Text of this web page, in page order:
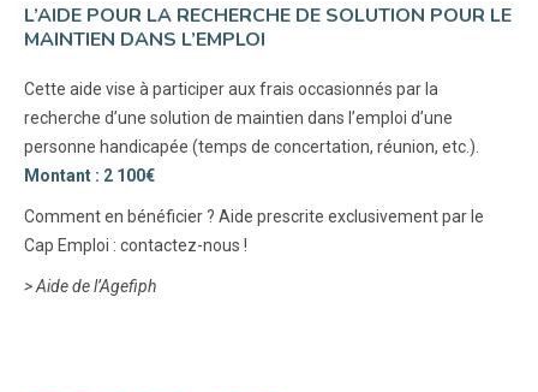
L’AIDE POUR LA RECHERCHE DE SOLUTION POUR LE
MAINTIEN DANS L’EMPLOI
Cette aide vise à participer aux frais occasionnés par la
recherche d’une solution de maintien dans l’emploi d’une
personne handicapée (temps de concertation, réunion, etc.).
Montant : 2 100€
Comment en bénéficier ? Aide prescrite exclusivement par le
Cap Emploi : contactez-nous !
> Aide de l’Agefiph